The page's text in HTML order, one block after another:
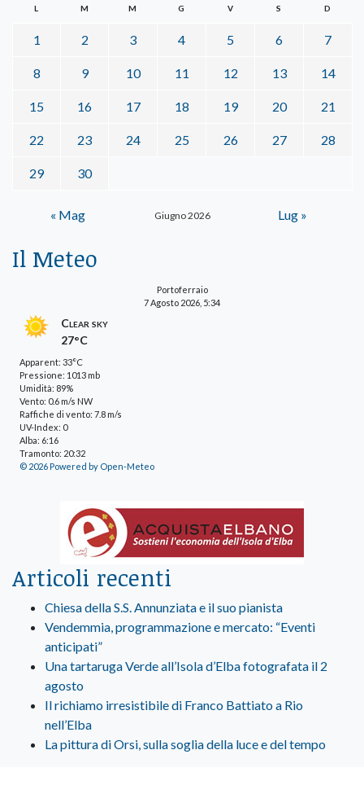
Giugno 2026
L M M G V S D
1 2 3 4 5 6 7
8 9 10 11 12 13 14
15 16 17 18 19 20 21
22 23 24 25 26 27 28
29 30
« Mag Lug »
Il Meteo
Portoferraio
7 Agosto 2026, 5:34
Clear sky
27°C
Apparent: 33°C
Pressione: 1013 mb
Umidità: 89%
Vento: 0.6 m/s NW
Raffiche di vento: 7.8 m/s
UV-Index: 0
Alba: 6:16
Tramonto: 20:32
© 2026 Powered by Open-Meteo
Articoli recenti
Chiesa della S.S. Annunziata e il suo pianista
Vendemmia, programmazione e mercato: “Eventi
anticipati”
Una tartaruga Verde all’Isola d’Elba fotografata il 2
agosto
Il richiamo irresistibile di Franco Battiato a Rio
nell’Elba
La pittura di Orsi, sulla soglia della luce e del tempo